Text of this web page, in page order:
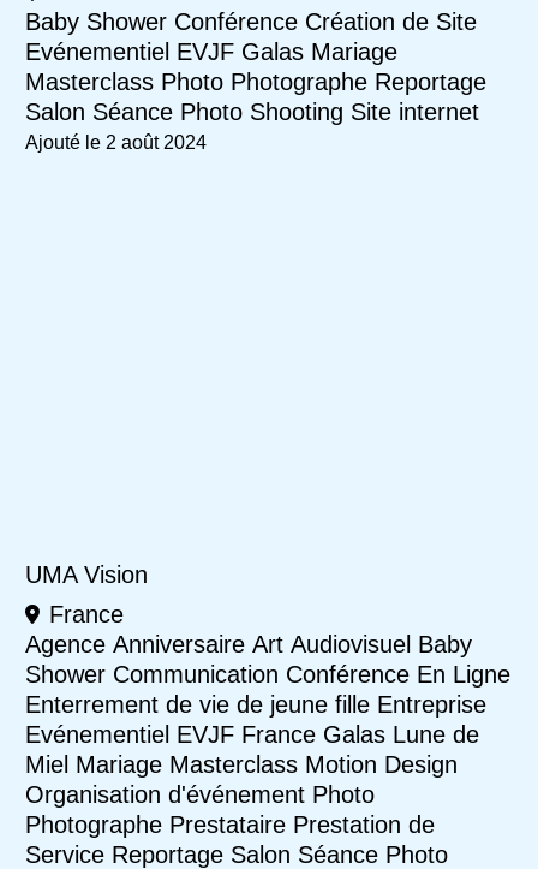
Baby Shower Conférence Création de Site
Evénementiel EVJF Galas Mariage
Masterclass Photo Photographe Reportage
Salon Séance Photo Shooting Site internet
Ajouté le 2 août 2024
UMA Vision
France
Agence Anniversaire Art Audiovisuel Baby
Shower Communication Conférence En Ligne
Enterrement de vie de jeune fille Entreprise
Evénementiel EVJF France Galas Lune de
Miel Mariage Masterclass Motion Design
Organisation d'événement Photo
Photographe Prestataire Prestation de
Service Reportage Salon Séance Photo